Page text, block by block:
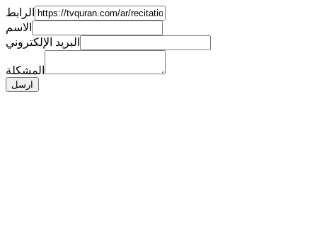
الرابط
الاسم
البريد الإلكتروني
المشكلة
ارسل